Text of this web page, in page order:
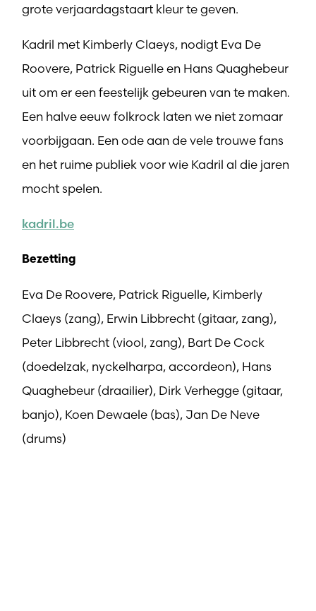
grote verjaardagstaart kleur te geven.
Kadril met Kimberly Claeys, nodigt Eva De
Roovere, Patrick Riguelle en Hans Quaghebeur
uit om er een feestelijk gebeuren van te maken.
Een halve eeuw folkrock laten we niet zomaar
voorbijgaan. Een ode aan de vele trouwe fans
en het ruime publiek voor wie Kadril al die jaren
mocht spelen.
kadril.be
Bezetting
Eva De Roovere, Patrick Riguelle, Kimberly
Claeys (zang), Erwin Libbrecht (gitaar, zang),
Peter Libbrecht (viool, zang), Bart De Cock
(doedelzak, nyckelharpa, accordeon), Hans
Quaghebeur (draailier), Dirk Verhegge (gitaar,
banjo), Koen Dewaele (bas), Jan De Neve
(drums)